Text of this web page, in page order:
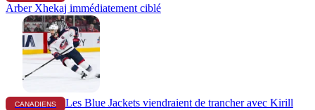
Arber Xhekaj immédiatement ciblé
CANADIENS
Les Blue Jackets viendraient de trancher avec Kirill